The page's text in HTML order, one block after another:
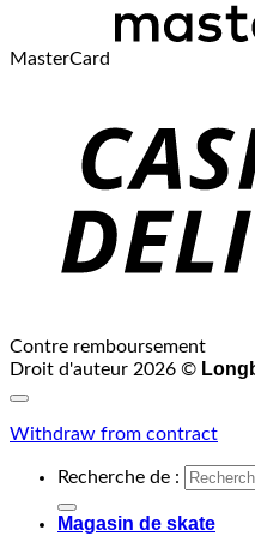
MasterCard
Contre remboursement
Droit d'auteur 2026 ©
Withdraw from contract
Recherche de :
Magasin de skate